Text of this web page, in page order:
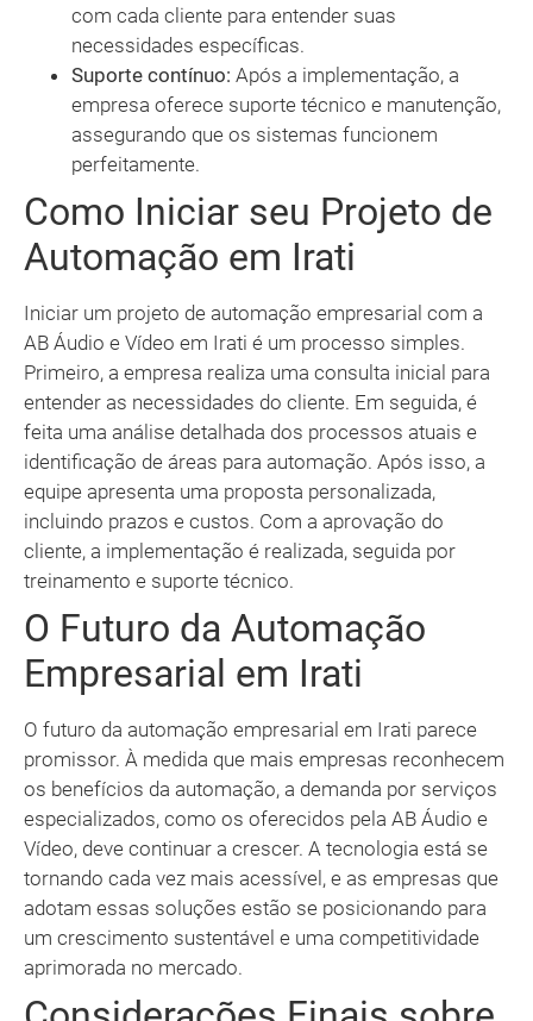
com cada cliente para entender suas
necessidades específicas.
Suporte contínuo: Após a implementação, a
empresa oferece suporte técnico e manutenção,
assegurando que os sistemas funcionem
perfeitamente.
Como Iniciar seu Projeto de
Automação em Irati
Iniciar um projeto de automação empresarial com a
AB Áudio e Vídeo em Irati é um processo simples.
Primeiro, a empresa realiza uma consulta inicial para
entender as necessidades do cliente. Em seguida, é
feita uma análise detalhada dos processos atuais e
identificação de áreas para automação. Após isso, a
equipe apresenta uma proposta personalizada,
incluindo prazos e custos. Com a aprovação do
cliente, a implementação é realizada, seguida por
treinamento e suporte técnico.
O Futuro da Automação
Empresarial em Irati
O futuro da automação empresarial em Irati parece
promissor. À medida que mais empresas reconhecem
os benefícios da automação, a demanda por serviços
especializados, como os oferecidos pela AB Áudio e
Vídeo, deve continuar a crescer. A tecnologia está se
tornando cada vez mais acessível, e as empresas que
adotam essas soluções estão se posicionando para
um crescimento sustentável e uma competitividade
aprimorada no mercado.